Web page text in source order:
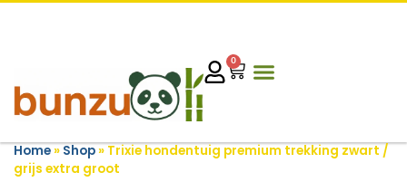
0
Home» Shop» Trixie hondentuig premium trekking zwart /
grijs extra groot